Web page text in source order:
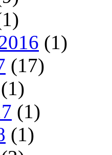
(1)
(17)
(1)
(1)
(1)